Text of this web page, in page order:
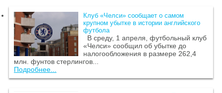
Клуб «Челси» сообщает о самом
крупном убытке в истории английского
футбола
В среду, 1 апреля, футбольный клуб
«Челси» сообщил об убытке до
налогообложения в размере 262,4
млн. фунтов стерлингов...
Подробнее...